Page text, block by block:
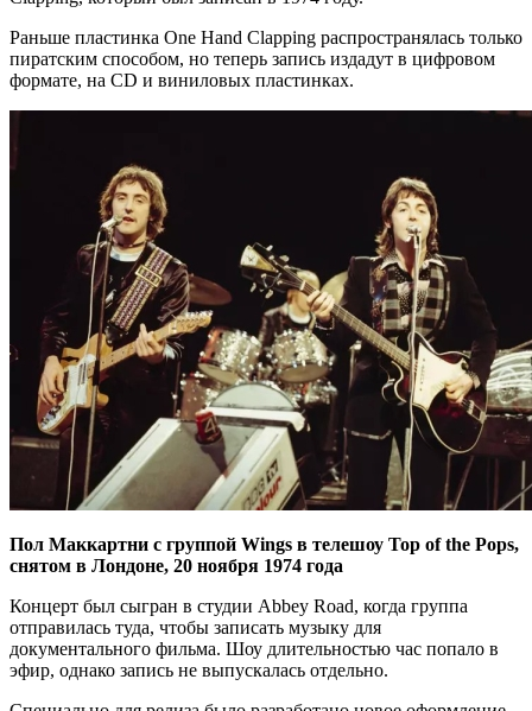
Раньше пластинка One Hand Clapping распространялась только
пиратским способом, но теперь запись издадут в цифровом
формате, на CD и виниловых пластинках.
Пол Маккартни с группой Wings в телешоу Top of the Pops,
снятом в Лондоне, 20 ноября 1974 года
Концерт был сыгран в студии Abbey Road, когда группа
отправилась туда, чтобы записать музыку для
документального фильма. Шоу длительностью час попало в
эфир, однако запись не выпускалась отдельно.